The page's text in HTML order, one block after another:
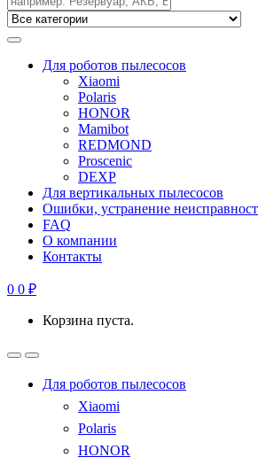
Для роботов пылесосов
Xiaomi
Polaris
HONOR
Mamibot
REDMOND
Proscenic
DEXP
Для вертикальных пылесосов
Ошибки, устранение
FAQ
О компании
Контакты
0 0 ₽
Корзина пуста.
Для роботов пылесосов
Xiaomi
Polaris
HONOR